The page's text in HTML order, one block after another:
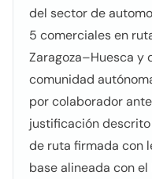
del sector de
5 comerciales en
Zaragoza–Huesca y
comunidad
por colaborador
justificación
de ruta firmada con
base alineada con